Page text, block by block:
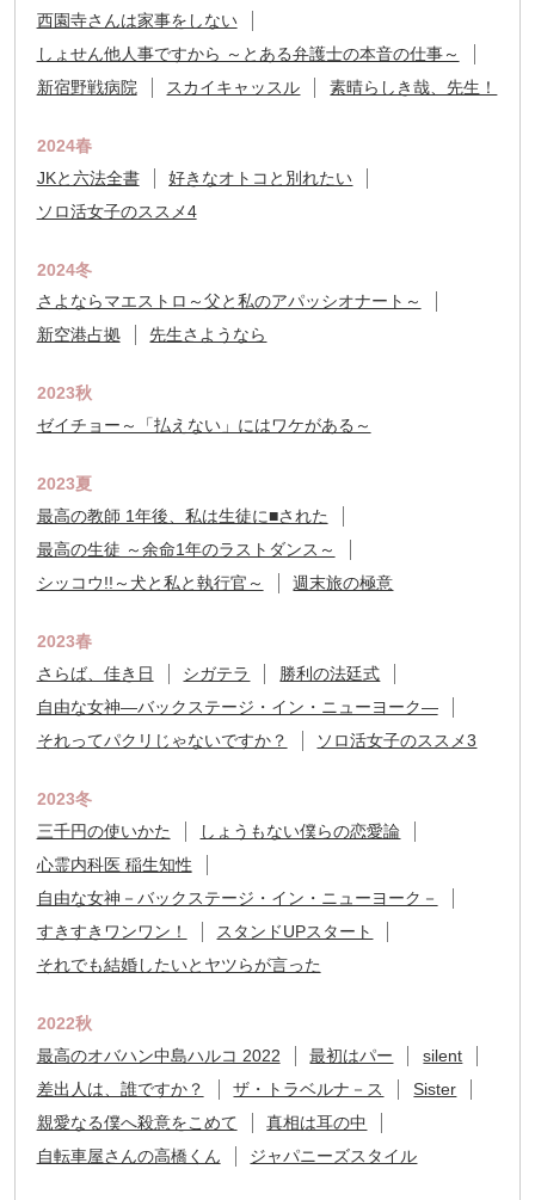
西園寺さんは家事をしない
しょせん他人事ですから ～とある弁護士の本音の仕事～
新宿野戦病院
スカイキャッスル 素晴らしき哉、先生！
2024春
JKと六法全書
好きなオトコと別れたい
ソロ活女子のススメ4
2024冬
さよならマエストロ～父と私のアパッシオナート～
新空港占拠
先生さようなら
2023秋
ゼイチョー～「払えない」にはワケがある～
2023夏
最高の教師 1年後、私は生徒に■された
最高の生徒 ～余命1年のラストダンス～
シッコウ!!～犬と私と執行官～
週末旅の極意
2023春
さらば、佳き日
シガテラ
勝利の法廷式
自由な女神―バックステージ・イン・ニューヨーク―
それってパクリじゃないですか？
ソロ活女子のススメ3
2023冬
三千円の使いかた
しょうもない僕らの恋愛論
心霊内科医 稲生知性
自由な女神－バックステージ・イン・ニューヨーク－
すきすきワンワン！
スタンドUPスタート
それでも結婚したいとヤツらが言った
2022秋
最高のオバハン中島ハルコ 2022
最初はパー
silent
差出人は、誰ですか？
ザ・トラベルナ－ス
Sister
親愛なる僕へ殺意をこめて
真相は耳の中
自転車屋さんの高橋くん
ジャパニーズスタイル